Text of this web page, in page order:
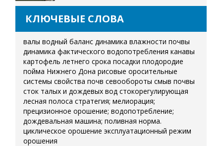
КЛЮЧЕВЫЕ СЛОВА
валы водный баланс динамика влажности почвы
динамика фактического водопотребления канавы
картофель летнего срока посадки плодородие
пойма Нижнего Дона рисовые оросительные
системы свойства почв севообороты смыв почвы
сток талых и дождевых вод стокорегулирующая
лесная полоса стратегия; мелиорация;
прецизионное орошение; водопотребление;
дождевальная машина; поливная норма.
циклическое орошение эксплуатационный режим
орошения